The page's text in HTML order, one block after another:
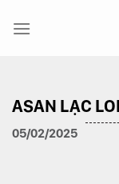
đến
ASAN LẠC
05/02/2025